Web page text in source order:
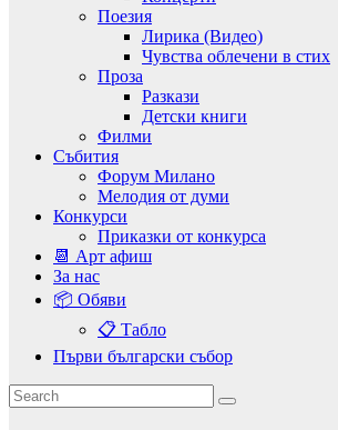
Поезия
Лирика (Видео)
Чувства облечени в стих
Проза
Разкази
Детски книги
Филми
Събития
Форум Милано
Мелодия от думи
Конкурси
Приказки от конкурса
📆 Арт афиш
За нас
📦 Обяви
📋 Табло
Първи български събор